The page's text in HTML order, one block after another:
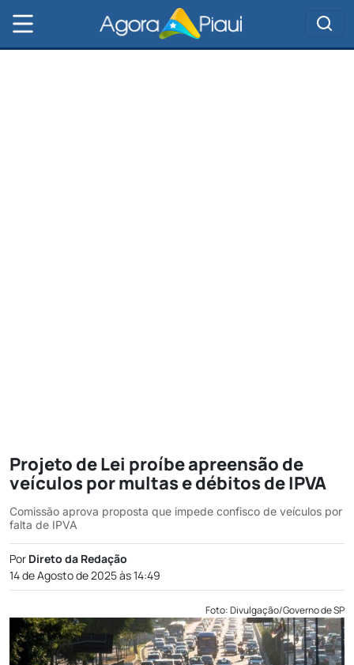
Projeto de Lei proíbe apreensão de
veículos por multas e débitos de IPVA
Comissão aprova proposta que impede confisco de veículos por
falta de IPVA
Por Direto da Redação
14 de Agosto de 2025 às 14:49
Foto: Divulgação/Governo de SP